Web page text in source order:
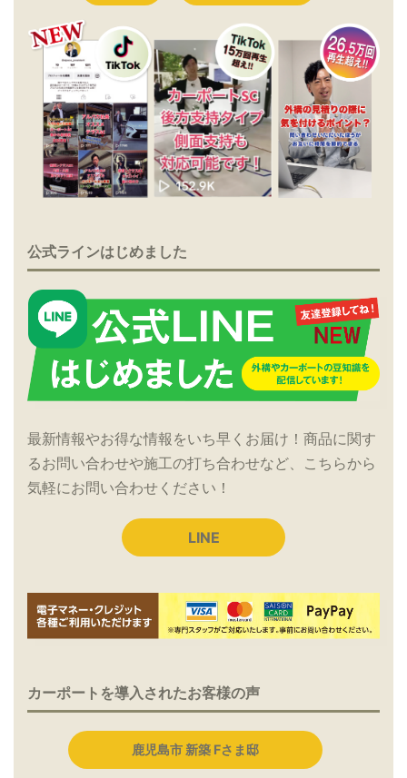
公式ラインはじめました
最新情報やお得な情報をいち早くお届け！商品に関す
るお問い合わせや施工の打ち合わせなど、こちらから
気軽にお問い合わせください！
LINE
カーポートを導入されたお客様の声
鹿児島市 新築 Fさま邸